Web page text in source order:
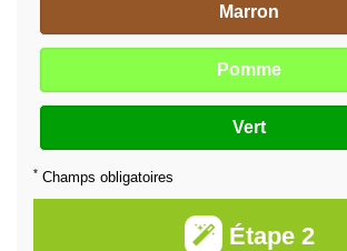
Marron
Pomme
Vert
* Champs obligatoires
Étape 2